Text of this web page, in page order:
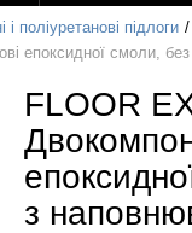
і поліуретанові підлоги
епоксидної смоли,
FLOOR
з